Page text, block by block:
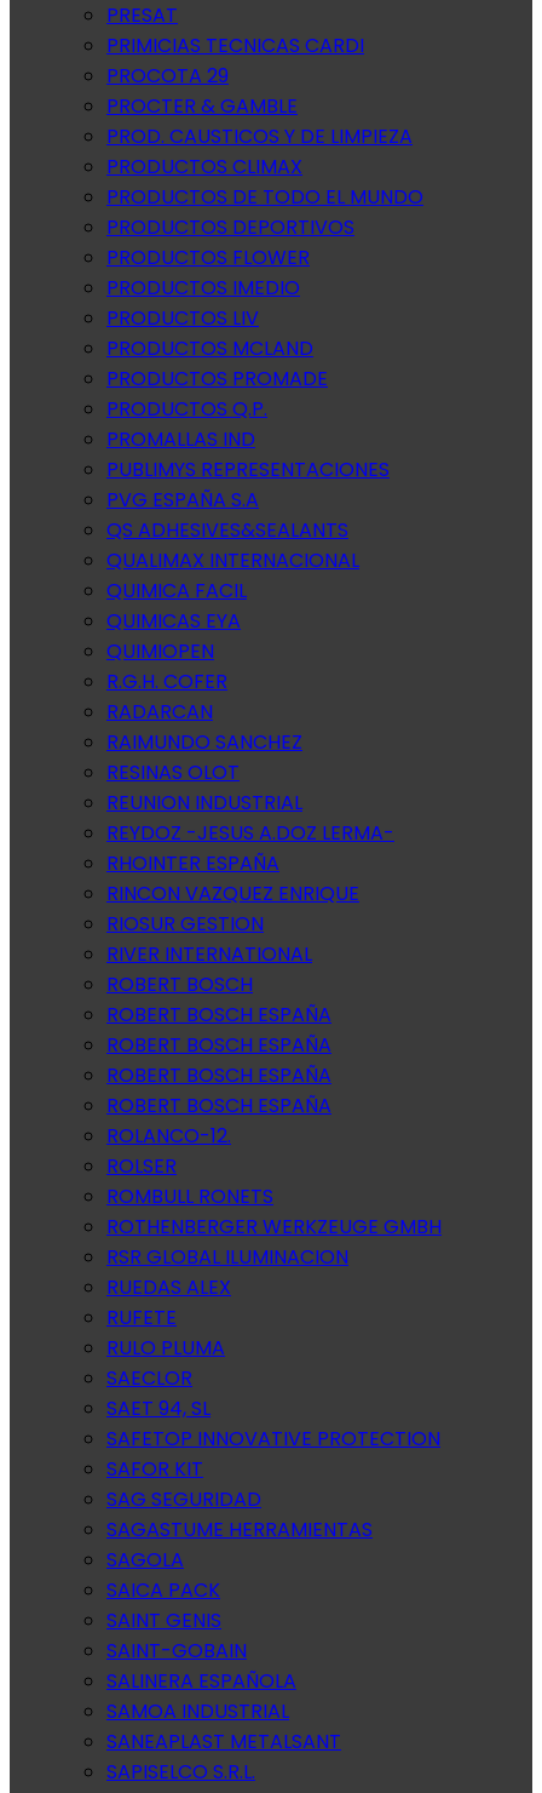
PRESAT
PRIMICIAS TECNICAS CARDI
PROCOTA 29
PROCTER & GAMBLE
PROD. CAUSTICOS Y DE LIMPIEZA
PRODUCTOS CLIMAX
PRODUCTOS DE TODO EL MUNDO
PRODUCTOS DEPORTIVOS
PRODUCTOS FLOWER
PRODUCTOS IMEDIO
PRODUCTOS LIV
PRODUCTOS MCLAND
PRODUCTOS PROMADE
PRODUCTOS Q.P.
PROMALLAS IND
PUBLIMYS REPRESENTACIONES
PVG ESPAÑA S.A
QS ADHESIVES&SEALANTS
QUALIMAX INTERNACIONAL
QUIMICA FACIL
QUIMICAS EYA
QUIMIOPEN
R.G.H. COFER
RADARCAN
RAIMUNDO SANCHEZ
RESINAS OLOT
REUNION INDUSTRIAL
REYDOZ -JESUS A.DOZ LERMA-
RHOINTER ESPAÑA
RINCON VAZQUEZ ENRIQUE
RIOSUR GESTION
RIVER INTERNATIONAL
ROBERT BOSCH
ROBERT BOSCH ESPAÑA
ROBERT BOSCH ESPAÑA
ROBERT BOSCH ESPAÑA
ROBERT BOSCH ESPAÑA
ROLANCO-12.
ROLSER
ROMBULL RONETS
ROTHENBERGER WERKZEUGE GMBH
RSR GLOBAL ILUMINACION
RUEDAS ALEX
RUFETE
RULO PLUMA
SAECLOR
SAET 94, SL
SAFETOP INNOVATIVE PROTECTION
SAFOR KIT
SAG SEGURIDAD
SAGASTUME HERRAMIENTAS
SAGOLA
SAICA PACK
SAINT GENIS
SAINT-GOBAIN
SALINERA ESPAÑOLA
SAMOA INDUSTRIAL
SANEAPLAST METALSANT
SAPISELCO S.R.L.